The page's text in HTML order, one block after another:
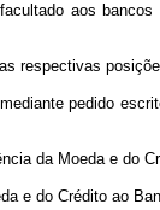
aos
respectivas
pedido
da Moeda e do
e do Crédito ao